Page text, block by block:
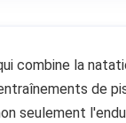
la
de
seulement